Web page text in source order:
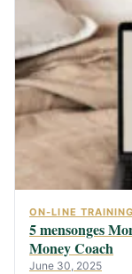
ON-LINE TRAINING
5 mensonges
Money Coach
June 30, 2025